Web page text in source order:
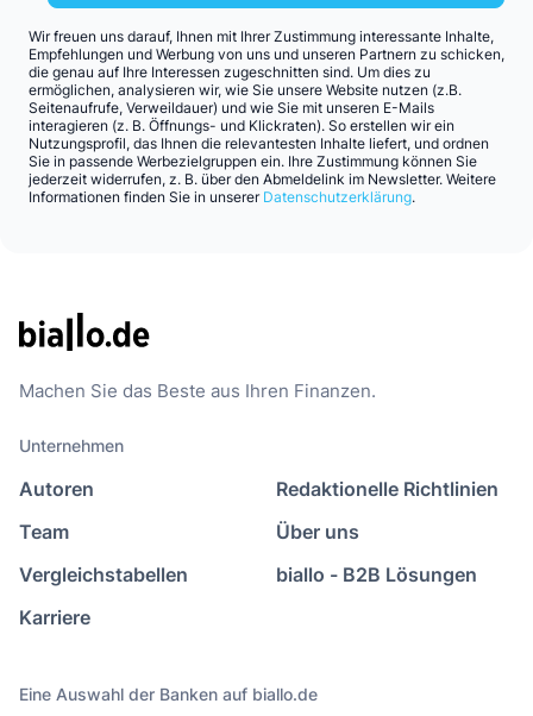
Wir freuen uns darauf, Ihnen mit Ihrer Zustimmung interessante Inhalte,
Empfehlungen und Werbung von uns und unseren Partnern zu schicken,
die genau auf Ihre Interessen zugeschnitten sind. Um dies zu
ermöglichen, analysieren wir, wie Sie unsere Website nutzen (z.B.
Seitenaufrufe, Verweildauer) und wie Sie mit unseren E-Mails
interagieren (z. B. Öffnungs- und Klickraten). So erstellen wir ein
Nutzungsprofil, das Ihnen die relevantesten Inhalte liefert, und ordnen
Sie in passende Werbezielgruppen ein. Ihre Zustimmung können Sie
jederzeit widerrufen, z. B. über den Abmeldelink im Newsletter. Weitere
Informationen finden Sie in unserer Datenschutzerklärung.
Machen Sie das Beste aus Ihren Finanzen.
Unternehmen
Autoren
Team
Vergleichstabellen
Karriere
Redaktionelle Richtlinien
Über uns
biallo - B2B Lösungen
Eine Auswahl der Banken auf biallo.de